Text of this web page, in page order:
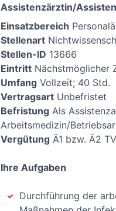
Assisten­zärztin/
Einsatzbereich
Stellenart
Stellen-ID 13666
Eintritt Nächstmöglicher
Umfang Vollzeit; 40 Std.
Vertragsart Unbefristet
Befristung Als
Arbeitsmedizin/
Vergütung Ä1 bzw. Ä2
Ihre Aufgaben
Durchführung der